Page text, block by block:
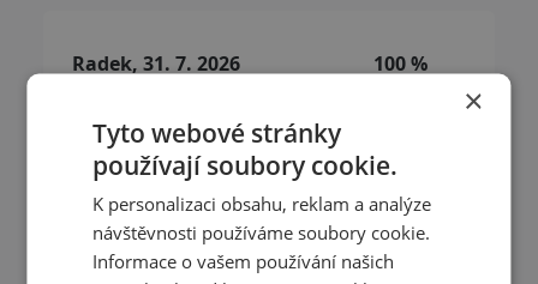
Radek, 31. 7. 2026 100 %
Komunikace a rychlé vyřízení objednávky.
Velká spokojenost.
Přečíst další recenze
×
Tyto webové stránky
používají soubory cookie.
K personalizaci obsahu, reklam a analýze
návštěvnosti používáme soubory cookie.
Informace o vašem používání našich